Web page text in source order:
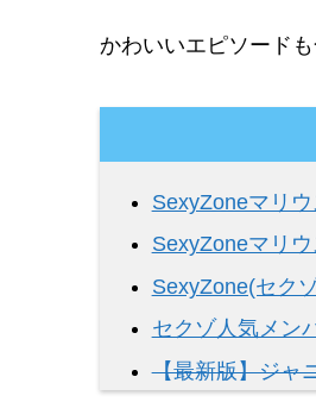
かわいいエピソード
SexyZoneマリ
SexyZoneマリ
SexyZone(セク
セクゾ人気メン
【最新版】ジャ